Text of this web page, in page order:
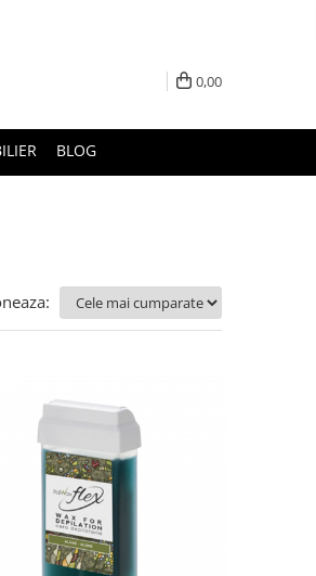
0,00
BLOG